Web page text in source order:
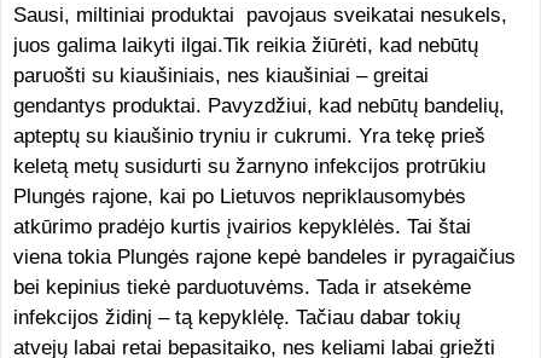
Sausi, miltiniai produktai pavojaus sveikatai nesukels,
juos galima laikyti ilgai.Tik reikia žiūrėti, kad nebūtų
paruošti su kiaušiniais, nes kiaušiniai – greitai
gendantys produktai. Pavyzdžiui, kad nebūtų bandelių,
apteptų su kiaušinio tryniu ir cukrumi. Yra tekę prieš
keletą metų susidurti su žarnyno infekcijos protrūkiu
Plungės rajone, kai po Lietuvos nepriklausomybės
atkūrimo pradėjo kurtis įvairios kepyklėlės. Tai štai
viena tokia Plungės rajone kepė bandeles ir pyragaičius
bei kepinius tiekė parduotuvėms. Tada ir atsekėme
infekcijos židinį – tą kepyklėlę. Tačiau dabar tokių
atvejų labai retai bepasitaiko, nes keliami labai griežti